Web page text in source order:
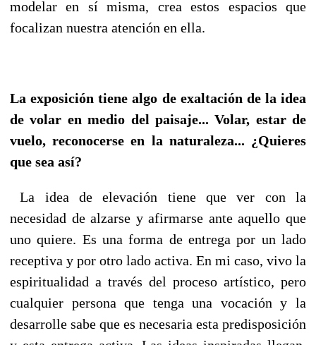
modelar en sí misma, crea estos espacios que
focalizan nuestra atención en ella.
La exposición tiene algo de exaltación de la idea
de volar en medio del paisaje... Volar, estar de
vuelo, reconocerse en la naturaleza... ¿Quieres
que sea así?
La idea de elevación tiene que ver con la
necesidad de alzarse y afirmarse ante aquello que
uno quiere. Es una forma de entrega por un lado
receptiva y por otro lado activa. En mi caso, vivo la
espiritualidad a través del proceso artístico, pero
cualquier persona que tenga una vocación y la
desarrolle sabe que es necesaria esta predisposición